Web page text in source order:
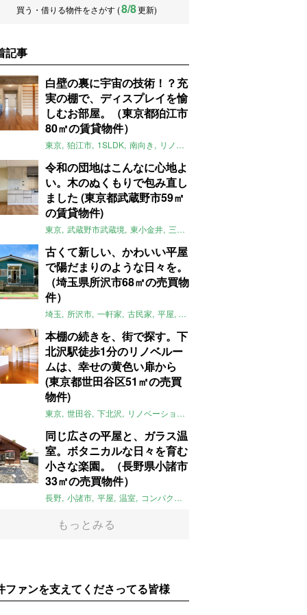
買う・借りる物件をさがす (8/8更新)
記事
白壁の裏に宇宙の技術！？充
実の棚で、ディスプレイを愉
しむお部屋。（東京都狛江市
80㎡の賃貸物件）
東京 狛江市 1SLDK 南向き リノベ
令和の団地はこんなに心地よ
い。木のぬくもりで包み直し
ました (東京都武蔵野市59㎡
の賃貸物件)
東京 武蔵野市武蔵境 東小金井 三鷹
古くて新しい、かわいい平屋
で陽だまりのような日々を。
（埼玉県所沢市68㎡の売買物
件）
埼玉 所沢市 一軒家 古民家 平屋 庭
本棚の続きを、街で探す。下
北沢駅徒歩1分のリノベルー
ムは、幸せの黄色い扉から
(東京都世田谷区51㎡の売買
物件)
東京 世田谷 下北沢 リノベーション
同じ広さの平屋と、ガラス温
室。ボタニカルな日々を育む
小さな楽園。（長野県小諸市
33㎡の売買物件）
長野 小諸市 平屋 温室 コンパクト
もっとみる
ファンを支えてくださってる皆様